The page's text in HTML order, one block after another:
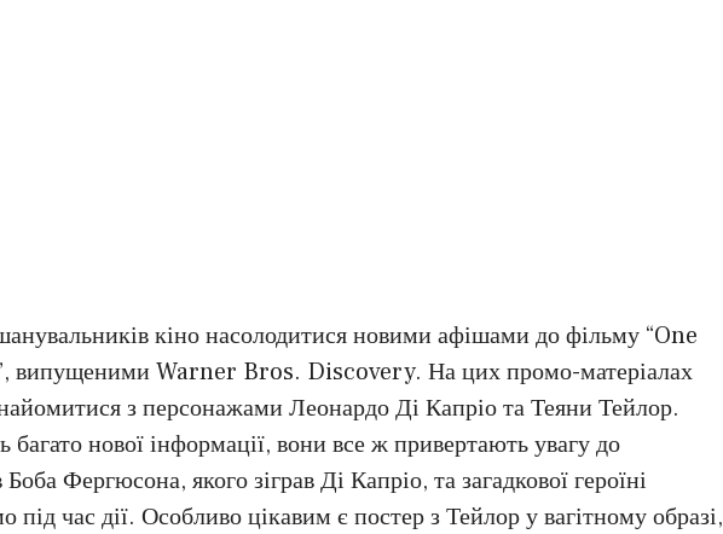
кіно насолодитися новими афішами до фільму “One
випущеними Warner Bros. Discovery. На цих промо-матеріалах
з персонажами Леонардо Ді Капріо та Теяни Тейлор.
багато нової інформації, вони все ж привертають увагу до
Фергюсона, якого зіграв Ді Капріо, та загадкової героїні
час дії. Особливо цікавим є постер з Тейлор у вагітному образі,